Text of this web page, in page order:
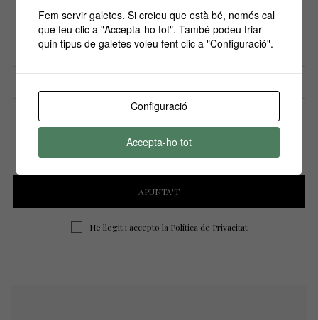
Si vols estar informa't de tots els
esdeveniments, inscriu-te amb el teu email al
nostre butlletí!
Nom
Correu electrònic
He llegit i accepto la Política de Privacitat
Fem servir galetes. Si creieu que està bé, només cal
que feu clic a "Accepta-ho tot". També podeu triar
quin tipus de galetes voleu fent clic a "Configuració".
Configuració
Accepta-ho tot